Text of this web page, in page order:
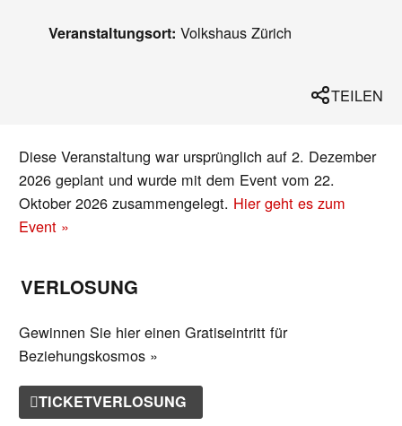
Veranstaltungsort: Volkshaus Zürich
TEILEN
Diese Veranstaltung war ursprünglich auf 2. Dezember
2026 geplant und wurde mit dem Event vom 22.
Oktober 2026 zusammengelegt. Hier geht es zum
Event »
VERLOSUNG
Gewinnen Sie hier einen Gratiseintritt für
Beziehungskosmos »
TICKETVERLOSUNG